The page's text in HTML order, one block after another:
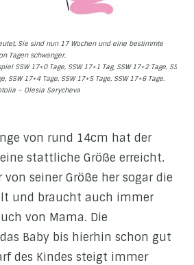
Sie sind nun 17 Wochen und eine bestimmte
Tagen schwanger,
SSW 17+0 Tage, SSW 17+1 Tag, SSW 17+2 Tage, SSW
SSW 17+4 Tage, SSW 17+5 Tage, SSW 17+6 Tage.
– Olesia Sarycheva
von rund 14cm hat der
stattliche Größe erreicht.
seiner Größe her sogar die
und braucht auch immer
von Mama. Die
Baby bis hierhin schon gut
des Kindes steigt immer